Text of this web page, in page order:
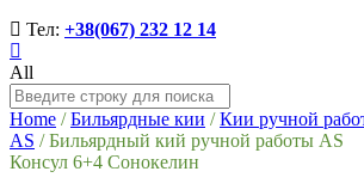
Тел: +38(067) 232 12 14
All
Home / Бильярдные кии / Кии ручной
AS / Бильярдный кий ручной работы AS
Консул 6+4 Сонокелин